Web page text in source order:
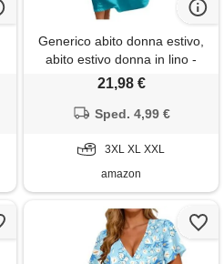
Generico abito donna estivo,
abito estivo donna in lino -
veste midi con scollo a v e
pizzo traforato sulle maniche,
morbida e traspirante, cielo
blu 3xl
21,98 €
Sped. 4,99 €
3XL XL XXL
amazon